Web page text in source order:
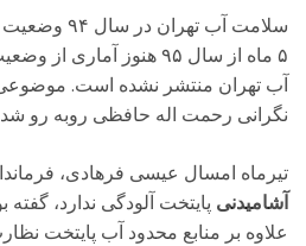
سلامت آب
۵ ماه از سال ۹۵ هنوز
آب تهران منتشر نشده است. موضوعی
نگرانی رحمت اله حافظی روبه رو
تیرماه امسال عیسی فرهادی،
آشامیدنی پایتخت آلودگی ندارد،
علاوه بر منابع محدود آب پایتخت